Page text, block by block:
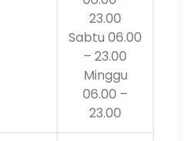
23.00
Sabtu 06.00
– 23.00
Minggu
06.00 –
23.00